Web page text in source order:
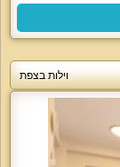
וילות בצפת